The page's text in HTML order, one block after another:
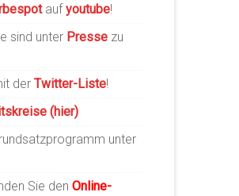
aufyoutube!
sind unter Presse zu
derTwitter-Liste!
(hier)
unter
Sie denOnline-